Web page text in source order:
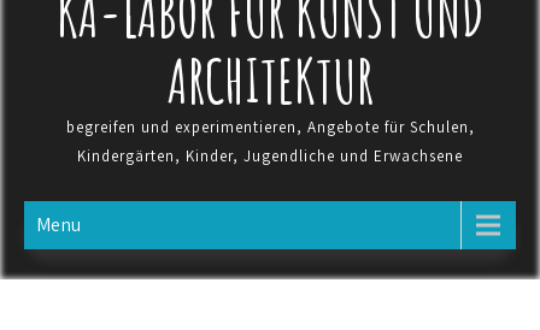
ARCHITEKTUR
begreifen und experimentieren, Angebote für Schulen,
Kindergärten, Kinder, Jugendliche und Erwachsene
Menu